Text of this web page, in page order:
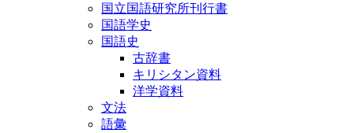
国立国語研究所刊行書
国語学史
国語史
古辞書
キリシタン資料
洋学資料
文法
語彙